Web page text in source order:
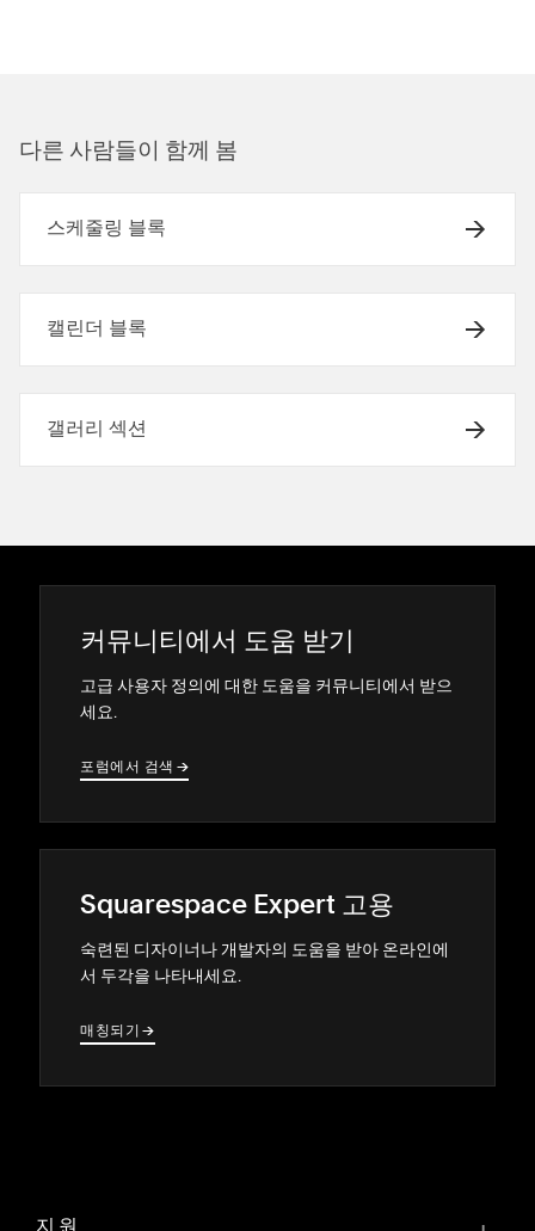
다른 사람들이 함께 봄
스케줄링 블록
캘린더 블록
갤러리 섹션
커뮤니티에서 도움 받기
고급 사용자 정의에 대한 도움을 커뮤니티에서 받으
세요.
포럼에서 검색 →
→
Squarespace Expert 고용
숙련된 디자이너나 개발자의 도움을 받아 온라인에
서 두각을 나타내세요.
매칭되기 →
→